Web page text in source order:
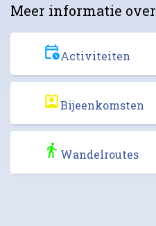
Meer informatie over
Activiteiten
Bijeenkomsten
Wandelroutes